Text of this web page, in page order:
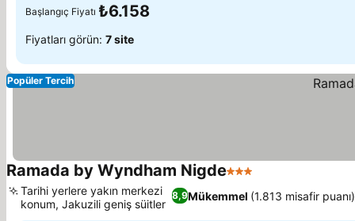
Başlangıç Fiyatı ₺6.158
Fiyatları görün: 7 site
Popüler Tercih
Ramada by Wyndham Nigde3 Yıldız
8,9Mükemmel (1.813 misafir puanı)
Tarihi yerlere yakın merkezi
konum, Jakuzili geniş süitler